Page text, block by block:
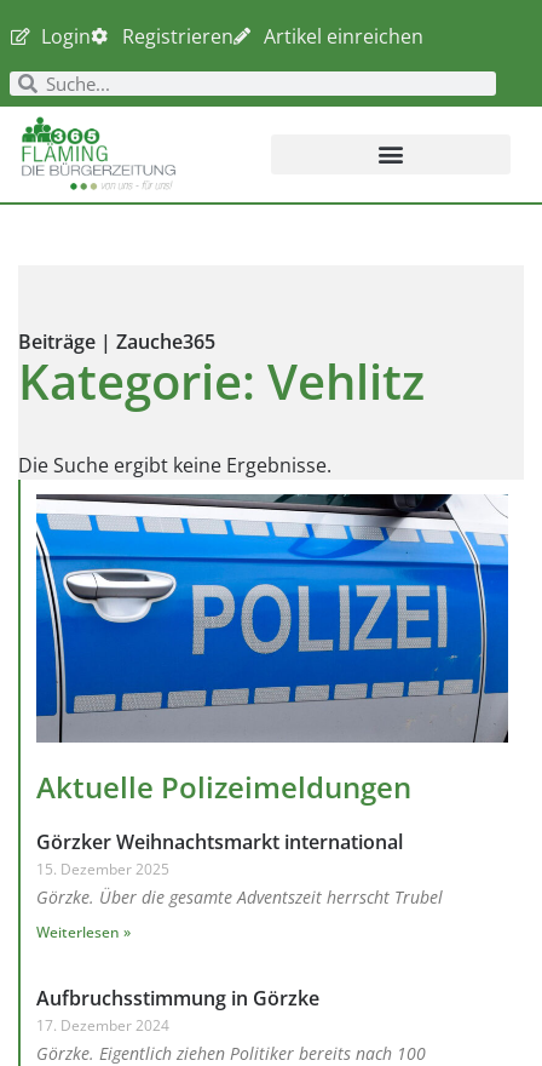
Login Registrieren Artikel einreichen
Beiträge | Zauche365
Kategorie: Vehlitz
Die Suche ergibt keine Ergebnisse.
Aktuelle Polizeimeldungen
Görzker Weihnachtsmarkt international
15. Dezember 2025
Görzke. Über die gesamte Adventszeit herrscht Trubel
Weiterlesen »
Aufbruchsstimmung in Görzke
17. Dezember 2024
Görzke. Eigentlich ziehen Politiker bereits nach 100